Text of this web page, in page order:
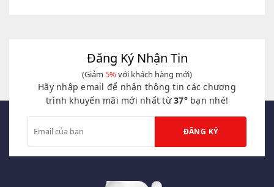
Đăng Ký Nhận Tin
(Giảm 5%với khách hàng mới)
Hãy nhập email để nhận thông tin các chương
trình khuyến mãi mới nhất từ37°bạn nhé!